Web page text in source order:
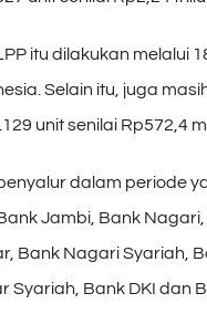
itu dilakukan melalui
Selain itu, juga
unit senilai Rp572,4
dalam periode
Jambi, Bank
Bank Nagari Syariah,
Syariah, Bank DKI dan